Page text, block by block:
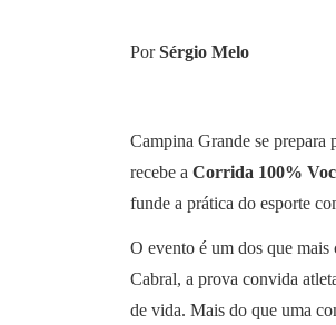
PorSérgio Melo
Campina Grande se
recebe a Corrida 100%
funde a prática do esporte
O evento é um dos que
Cabral, a prova convida
de vida. Mais do que uma